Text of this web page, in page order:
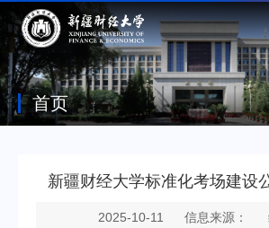
首页
新疆财经大学标准化考场建设
2025-10-11 信息来源：